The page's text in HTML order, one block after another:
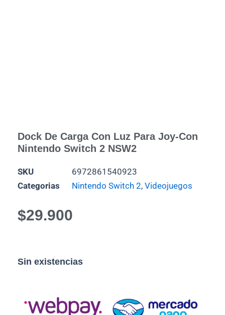
Dock De Carga Con Luz Para Joy-Con
Nintendo Switch 2 NSW2
SKU
6972861540923
Categorias
Nintendo Switch 2, Videojuegos
$29.900
Sin existencias